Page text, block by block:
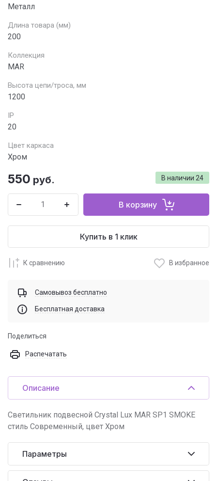
Металл
Длина товара (мм)
200
Коллекция
MAR
Высота цепи/троса, мм
1200
IP
20
Цвет каркаса
Хром
В наличии 24
550 руб.
В корзину
Купить в 1 клик
К сравнению В избранное
Самовывоз бесплатно
Бесплатная доставка
Поделиться
Распечатать
Описание
Светильник подвесной Crystal Lux MAR SP1 SMOKE
стиль Современный, цвет Хром
Параметры